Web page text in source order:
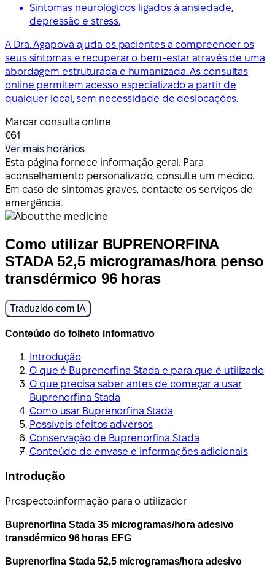
Sintomas neurológicos ligados à ansiedade,
depressão e stress.
A Dra. Agapova ajuda os pacientes a compreender os
seus sintomas e recuperar o bem-estar através de uma
abordagem estruturada e humanizada. As consultas
online permitem acesso especializado a partir de
qualquer local, sem necessidade de deslocações.
Marcar consulta online
€61
Ver mais horários
Esta página fornece informação geral. Para
aconselhamento personalizado, consulte um médico.
Em caso de sintomas graves, contacte os serviços de
emergência.
Como utilizar BUPRENORFINA
STADA 52,5 microgramas/hora penso
transdérmico 96 horas
Traduzido com IA
Conteúdo do folheto informativo
Introdução
O que é Buprenorfina Stada e para que é utilizado
O que precisa saber antes de começar a usar
Buprenorfina Stada
Como usar Buprenorfina Stada
Possíveis efeitos adversos
Conservação de Buprenorfina Stada
Conteúdo do envase e informações adicionais
Introdução
Prospecto:informação para o utilizador
Buprenorfina Stada 35 microgramas/hora adesivo
transdérmico 96 horas EFG
Buprenorfina Stada 52,5 microgramas/hora adesivo